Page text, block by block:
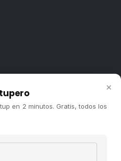
×
en 2 minutos. Gratis, todos los